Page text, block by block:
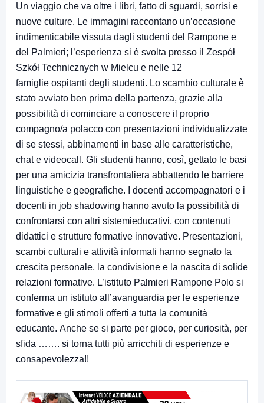
Un viaggio che va oltre i libri, fatto di sguardi, sorrisi e
nuove culture. Le immagini raccontano un’occasione
indimenticabile vissuta dagli studenti del Rampone e
del Palmieri; l’esperienza si è svolta presso il Zespół
Szkół Technicznych w Mielcu e nelle 12
famiglie ospitanti degli studenti. Lo scambio culturale è
stato avviato ben prima della partenza, grazie alla
possibilità di cominciare a conoscere il proprio
compagno/a polacco con presentazioni individualizzate
di se stessi, abbinamenti in base alle caratteristiche,
chat e videocall. Gli studenti hanno, così, gettato le basi
per una amicizia transfrontaliera abbattendo le barriere
linguistiche e geografiche. I docenti accompagnatori e i
docenti in job shadowing hanno avuto la possibilità di
confrontarsi con altri sistemieducativi, con contenuti
didattici e strutture formative innovative. Presentazioni,
scambi culturali e attività informali hanno segnato la
crescita personale, la condivisione e la nascita di solide
relazioni formative. L’istituto Palmieri Rampone Polo si
conferma un istituto all’avanguardia per le esperienze
formative e gli stimoli offerti a tutta la comunità
educante. Anche se si parte per gioco, per curiosità, per
sfida ……. si torna tutti più arricchiti di esperienze e
consapevolezza!!